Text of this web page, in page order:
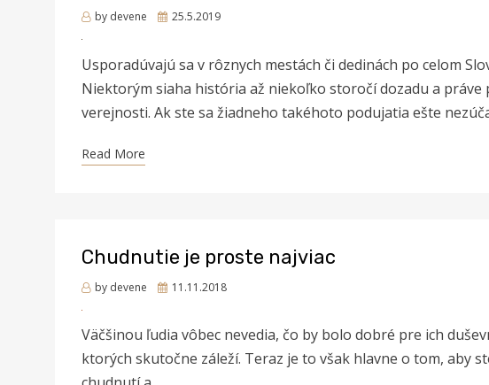
by devene
Posted
25.5.2019
Usporadúvajú sa v rôznych mestách či dedinách po celom
Niektorým siaha história až niekoľko storočí dozadu a práve
verejnosti. Ak ste sa žiadneho takéhoto podujatia ešte
Read More
Chudnutie je proste najviac
by devene
Posted11.11.2018
Väčšinou ľudia vôbec nevedia, čo by bolo dobré pre ich
ktorých skutočne záleží. Teraz je to však hlavne o tom, aby